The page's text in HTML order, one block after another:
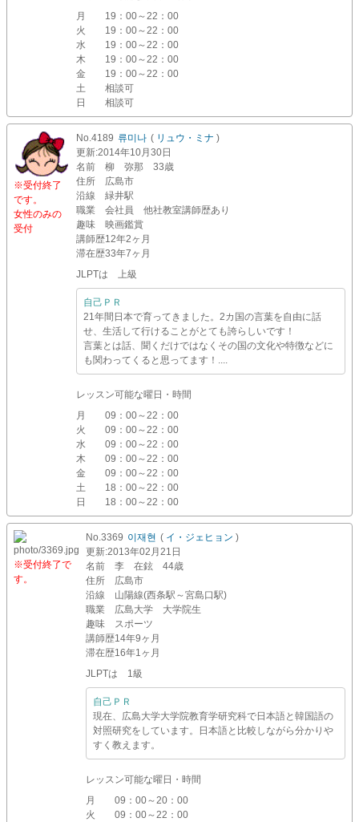
月
19：00～22：00
火
19：00～22：00
水
19：00～22：00
木
19：00～22：00
金
19：00～22：00
土
相談可
日
相談可
※受付終了
です。
女性のみの
受付
No.4189 류미나 ( リュウ・ミナ )
更新:2014年10月30日
名前
柳 弥那 33歳
住所
広島市
沿線
緑井駅
職業
会社員 他社教室講師歴あり
趣味
映画鑑賞
講師歴12年2ヶ月
滞在歴33年7ヶ月
JLPTは 上級
自己ＰＲ
21年間日本で育ってきました。2カ国の言葉を自由に話
せ、生活して行けることがとても誇らしいです！
言葉とは話、聞くだけではなくその国の文化や特徴などに
も関わってくると思ってます！....
レッスン可能な曜日・時間
月
09：00～22：00
火
09：00～22：00
水
09：00～22：00
木
09：00～22：00
金
09：00～22：00
土
18：00～22：00
日
18：00～22：00
※受付終了で
す。
No.3369 이재현 ( イ・ジェヒョン )
更新:2013年02月21日
名前
李 在鉉 44歳
住所
広島市
沿線
山陽線(西条駅～宮島口駅)
職業
広島大学 大学院生
趣味
スポーツ
講師歴14年9ヶ月
滞在歴16年1ヶ月
JLPTは 1級
自己ＰＲ
現在、広島大学大学院教育学研究科で日本語と韓国語の
対照研究をしています。日本語と比較しながら分かりや
すく教えます。
レッスン可能な曜日・時間
月
09：00～20：00
火
09：00～22：00